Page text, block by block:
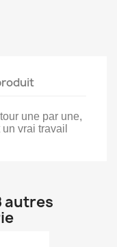
une par une,
vrai travail
autres